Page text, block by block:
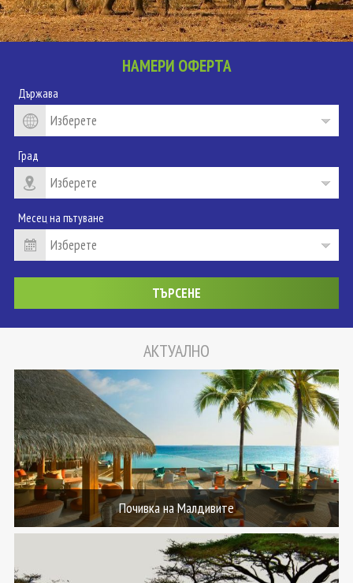
НАМЕРИ ОФЕРТА
Държава
Град
Месец на пътуване
АКТУАЛНО
Почивка на Малдивите